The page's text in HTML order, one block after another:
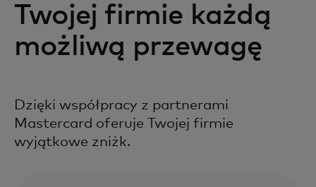
Twojej firmie każdą
możliwą przewagę
Dzięki współpracy z partnerami
Mastercard oferuje Twojej firmie
wyjątkowe zniżk.